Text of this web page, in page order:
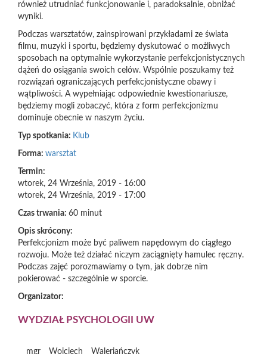
również utrudniać funkcjonowanie i, paradoksalnie, obniżać
wyniki.
Podczas warsztatów, zainspirowani przykładami ze świata
filmu, muzyki i sportu, będziemy dyskutować o możliwych
sposobach na optymalnie wykorzystanie perfekcjonistycznych
dążeń do osiągania swoich celów. Wspólnie poszukamy też
rozwiązań ograniczających perfekcjonistyczne obawy i
wątpliwości. A wypełniając odpowiednie kwestionariusze,
będziemy mogli zobaczyć, która z form perfekcjonizmu
dominuje obecnie w naszym życiu.
Typ spotkania: Klub
Forma: warsztat
Termin:
wtorek, 24 Września, 2019 - 16:00
wtorek, 24 Września, 2019 - 17:00
Czas trwania: 60 minut
Opis skrócony:
Perfekcjonizm może być paliwem napędowym do ciągłego
rozwoju. Może też działać niczym zaciągnięty hamulec ręczny.
Podczas zajęć porozmawiamy o tym, jak dobrze nim
pokierować - szczególnie w sporcie.
Organizator:
WYDZIAŁ PSYCHOLOGII UW
mgr Wojciech Waleriańczyk